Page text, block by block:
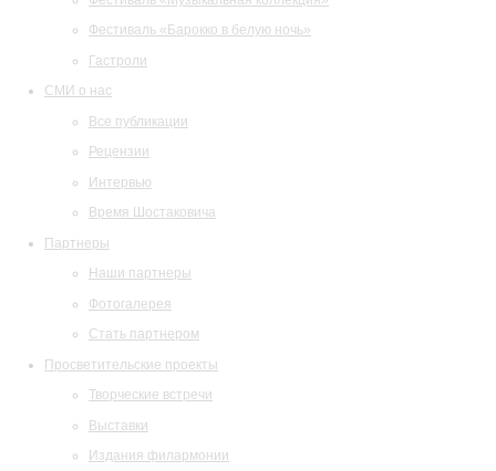
Фестиваль «Барокко в белую ночь»
Гастроли
СМИ о нас
Все публикации
Рецензии
Интервью
Время Шостаковича
Партнеры
Наши партнеры
Фотогалерея
Стать партнером
Просветительские проекты
Творческие встречи
Выставки
Издания филармонии